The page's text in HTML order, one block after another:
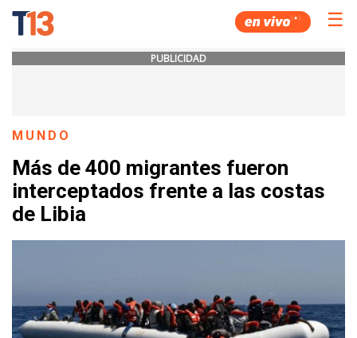
☰
PUBLICIDAD
MUNDO
Más de 400 migrantes fueron
interceptados frente a las costas
de Libia